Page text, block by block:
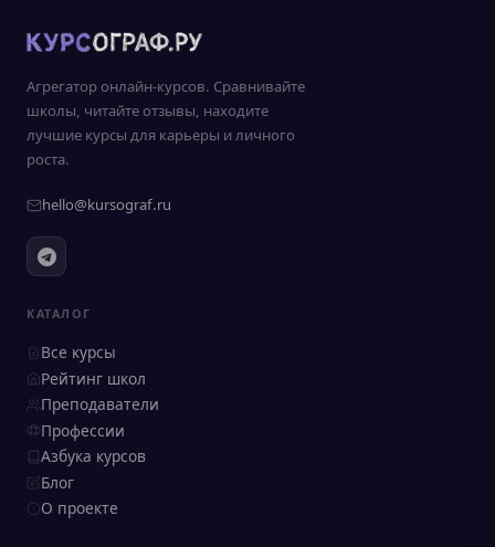
Агрегатор онлайн-курсов. Сравнивайте
школы, читайте отзывы, находите
лучшие курсы для карьеры и личного
роста.
hello@kursograf.ru
КАТАЛОГ
Все курсы
Рейтинг школ
Преподаватели
Профессии
Азбука курсов
Блог
О проекте